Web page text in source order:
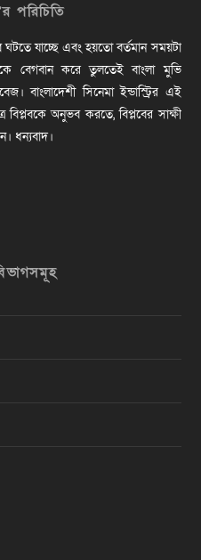
পরিচিতি
ঘটতে যাচ্ছে এবং হয়তো বর্তমান সময়টা
বেগবান করে তুলতেই বাংলা মুভি
বাংলাদেশী সিনেমা ইন্ডাস্ট্রির এই
বিপ্লবকে অনুভব করতে, বিপ্লবের সাক্ষী
ধন্যবাদ।